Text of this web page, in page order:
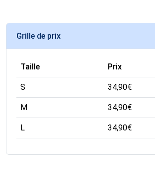
Grille de prix
Taille Prix
S 34,90€
M 34,90€
L 34,90€